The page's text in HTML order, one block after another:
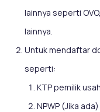
lainnya seperti
lainnya.
Untuk mendaftar
seperti:
KTP pemilik
NPWP (Jika ada)